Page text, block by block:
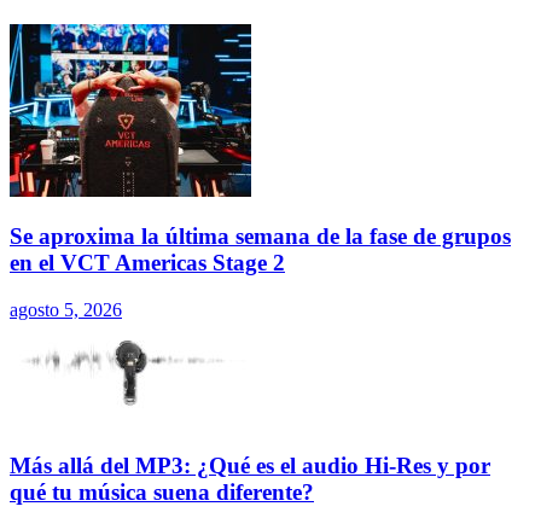
Se aproxima la última semana de la fase de grupos
en el VCT Americas Stage 2
agosto 5, 2026
Más allá del MP3: ¿Qué es el audio Hi-Res y por
qué tu música suena diferente?